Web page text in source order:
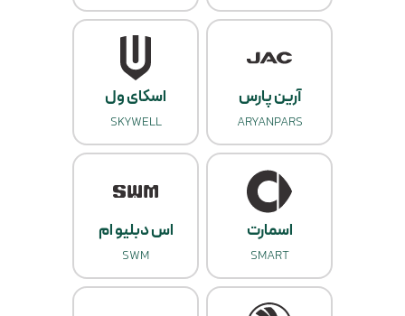
آرین پارس
ARYANPARS
اسکای ول
SKYWELL
اسمارت
SMART
اس دبلیو ام
SWM